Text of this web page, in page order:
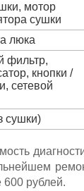
мотор
сушки
люка
фильтр,
кнопки /
сетевой
сушки)
600 рублей.